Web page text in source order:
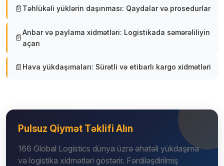
Təhlükəli yüklərin daşınması: Qaydalar və prosedurlar
Anbar və paylama xidmətləri: Logistikada səmərəliliyin
açarı
Hava yükdaşımaları: Sürətli və etibarlı kargo xidmətləri
Pulsuz Qiymət Təklifi Alın
166 Global Logistics dünya üzrə əhatəli yükdaşıma
və logistika xidmətləri göstərir. Fərdiləşdirilmiş